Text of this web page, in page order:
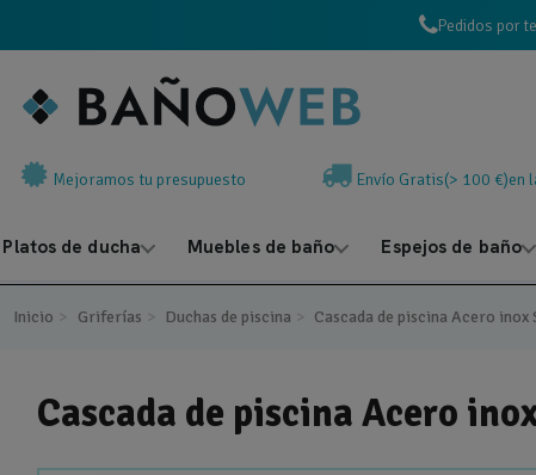
Pedidos por
Mejoramos tu presupuesto Envío Gratis(> 100 €)en
Platos de ducha Muebles de baño Espejos de baño
Inicio Griferías Duchas de piscina Cascada de piscina Acero
Cascada de piscina Acero